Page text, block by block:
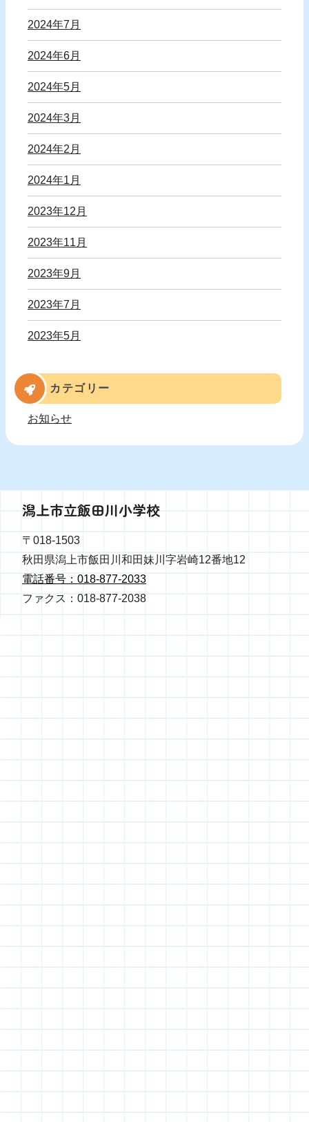
2024年7月
2024年6月
2024年5月
2024年3月
2024年2月
2024年1月
2023年12月
2023年11月
2023年9月
2023年7月
2023年5月
カテゴリー
お知らせ
潟上市立飯田川小学校
〒018-1503
秋田県潟上市飯田川和田妹川字岩崎12番地12
電話番号：018-877-2033
ファクス：018-877-2038